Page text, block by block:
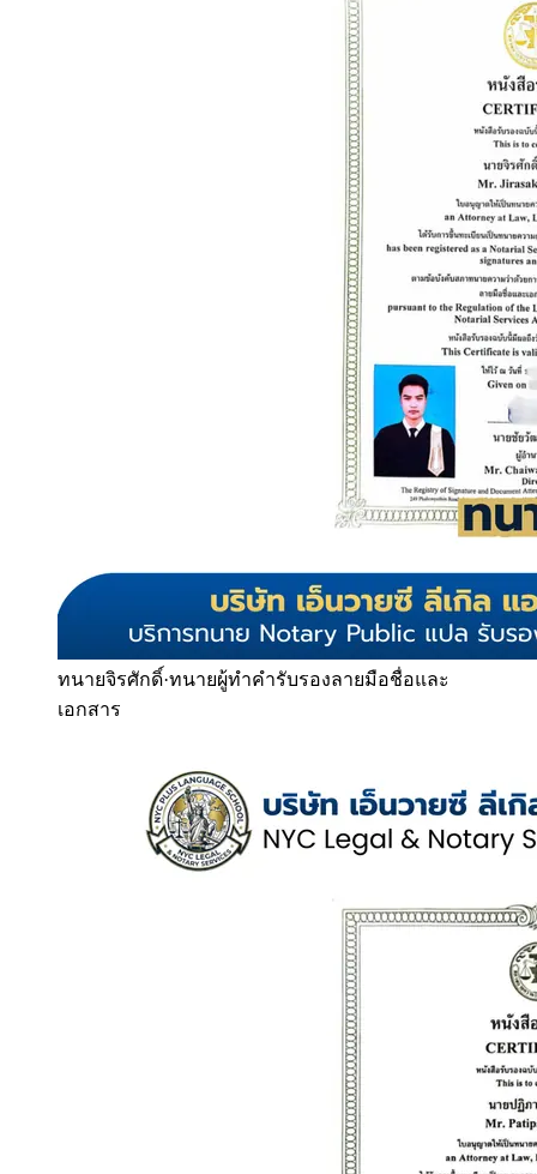
ทนายจิรศักดิ์·ทนายผู้ทำคำรับรองลายมือชื่อและ
เอกสาร